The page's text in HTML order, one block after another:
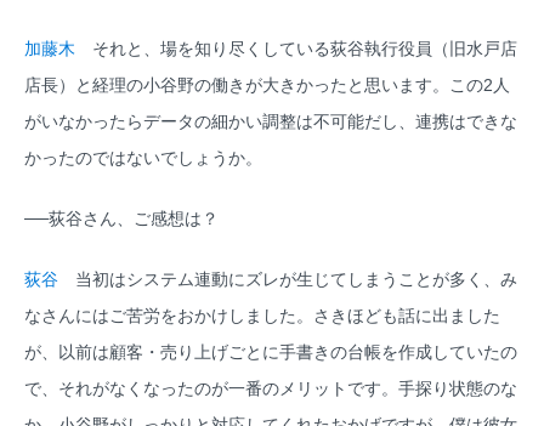
加藤木 それと、場を知り尽くしている荻谷執行役員（旧水戸店
店長）と経理の小谷野の働きが大きかったと思います。この2人
がいなかったらデータの細かい調整は不可能だし、連携はできな
かったのではないでしょうか。
──荻谷さん、ご感想は？
荻谷 当初はシステム連動にズレが生じてしまうことが多く、み
なさんにはご苦労をおかけしました。さきほども話に出ました
が、以前は顧客・売り上げごとに手書きの台帳を作成していたの
で、それがなくなったのが一番のメリットです。手探り状態のな